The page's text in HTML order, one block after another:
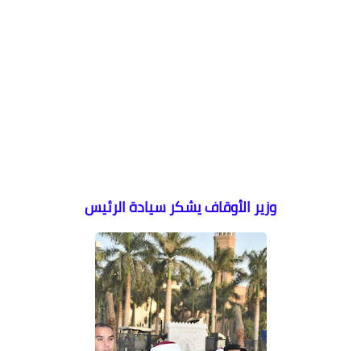
وزير الأوقاف يشكر سيادة الرئيس